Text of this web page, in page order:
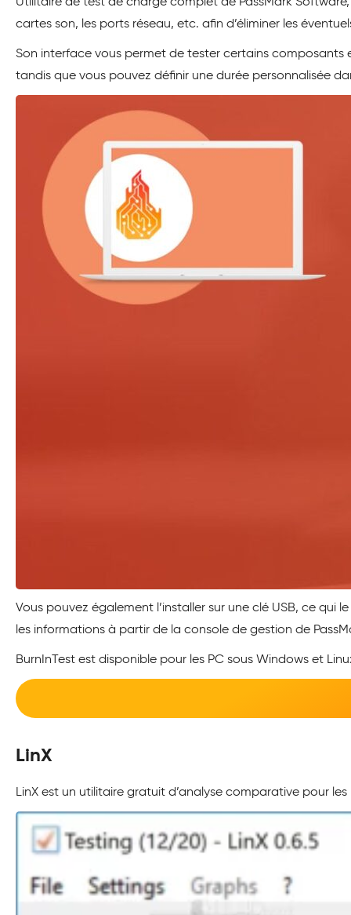
cartes son, les ports réseau, etc. afin d’éliminer les
Son interface vous permet de tester certains composants
tandis que vous pouvez définir une durée personnalisée
Vous pouvez également l’installer sur une clé USB, ce qui
les informations à partir de la console de gestion de
BurnInTest est disponible pour les PC sous Windows et
LinX
LinX est un utilitaire gratuit d’analyse comparative pour